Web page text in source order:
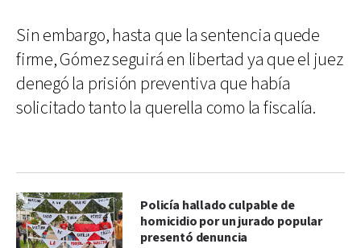
Sin embargo, hasta que la sentencia quede
firme, Gómez seguirá en libertad ya que el juez
denegó la prisión preventiva que había
solicitado tanto la querella como la fiscalía.
Policía hallado culpable de
homicidio por un jurado popular
presentó denuncia